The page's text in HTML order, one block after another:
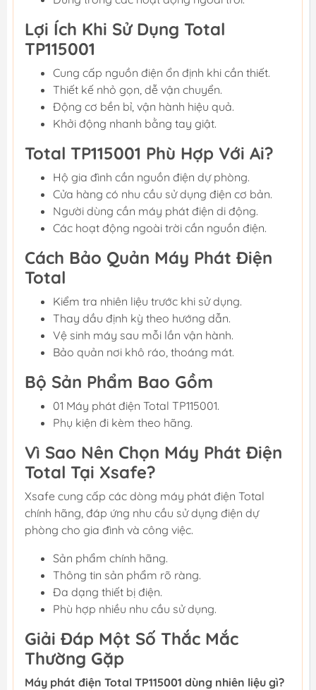
Lợi Ích Khi Sử Dụng Total
TP115001
Cung cấp nguồn điện ổn định khi cần thiết.
Thiết kế nhỏ gọn, dễ vận chuyển.
Động cơ bền bỉ, vận hành hiệu quả.
Khởi động nhanh bằng tay giật.
Total TP115001 Phù Hợp Với Ai?
Hộ gia đình cần nguồn điện dự phòng.
Cửa hàng có nhu cầu sử dụng điện cơ bản.
Người dùng cần máy phát điện di động.
Các hoạt động ngoài trời cần nguồn điện.
Cách Bảo Quản Máy Phát Điện
Total
Kiểm tra nhiên liệu trước khi sử dụng.
Thay dầu định kỳ theo hướng dẫn.
Vệ sinh máy sau mỗi lần vận hành.
Bảo quản nơi khô ráo, thoáng mát.
Bộ Sản Phẩm Bao Gồm
01 Máy phát điện Total TP115001.
Phụ kiện đi kèm theo hãng.
Vì Sao Nên Chọn Máy Phát Điện
Total Tại Xsafe?
Xsafe cung cấp các dòng máy phát điện Total
chính hãng, đáp ứng nhu cầu sử dụng điện dự
phòng cho gia đình và công việc.
Sản phẩm chính hãng.
Thông tin sản phẩm rõ ràng.
Đa dạng thiết bị điện.
Phù hợp nhiều nhu cầu sử dụng.
Giải Đáp Một Số Thắc Mắc
Thường Gặp
Máy phát điện Total TP115001 dùng nhiên liệu gì?